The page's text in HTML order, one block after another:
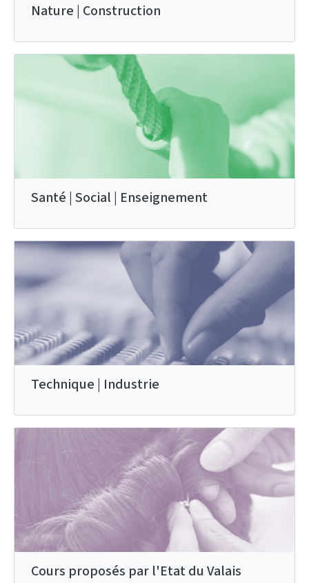
Nature | Construction
Santé | Social | Enseignement
Technique | Industrie
Cours proposés par l'Etat du Valais